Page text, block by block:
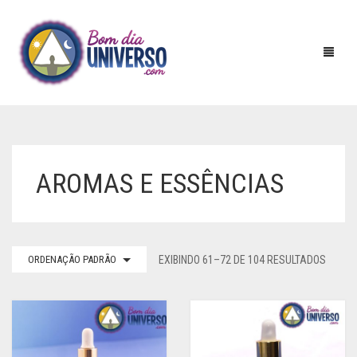
PIRÂMIDES
BATERIA
COBRE
ADESIVO
AURIMETRO
DEFUMADORES
AROMAS E ESSENCIAS
AROMAS E ESSÊNCIAS
ORDENAÇÃO PADRÃO EXIBINDO 61–72 DE 104 RESULTADOS